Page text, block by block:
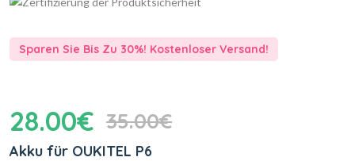
Sparen Sie Bis Zu 30%! Kostenloser Versand!
28.00€ 35.00€
Akku für OUKITEL P6